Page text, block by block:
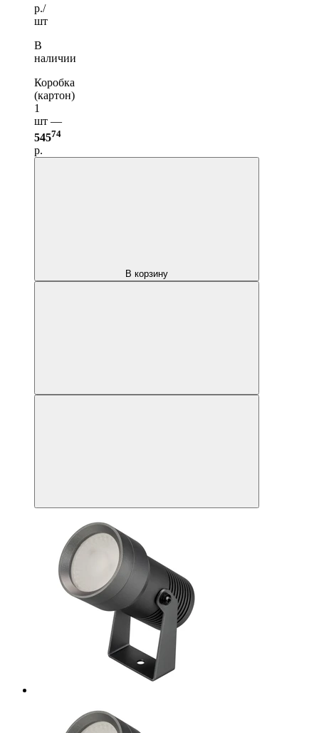
р./
шт
В
наличии
Коробка
(картон)
1
шт —
54574
р.
В корзину